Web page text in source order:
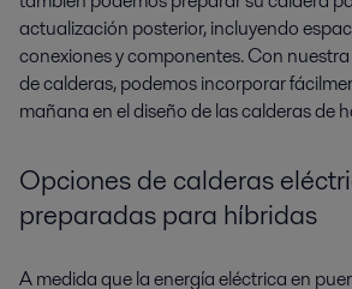
actualización posterior, incluyendo
conexiones y componentes. Con
de calderas, podemos incorporar
mañana en el diseño de las calderas de
Opciones de calderas
preparadas para híbridas
A medida que la energía eléctrica en